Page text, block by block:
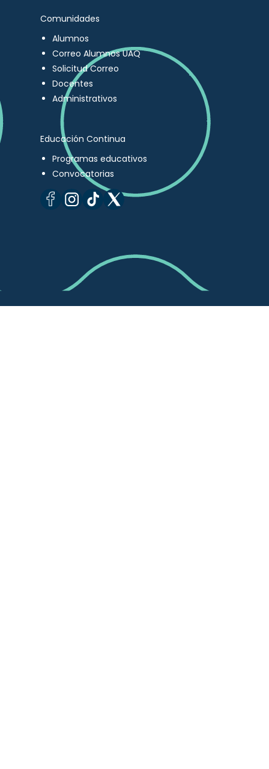
Comunidades
Alumnos
Correo Alumnos UAQ
Solicitud Correo
Docentes
Administrativos
Educación Continua
Programas educativos
Convocatorias